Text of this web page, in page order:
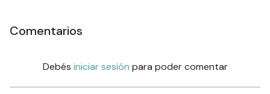
Comentarios
Debés iniciar sesión para poder comentar